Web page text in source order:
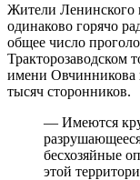
Жители Ленинского
одинаково горячо
общее число
Тракторозаводском
имени Овчинникова
тысяч сторонников.
— Имеются
бесхозяйные
этой